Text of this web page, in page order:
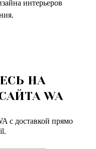
интерьеров
НА
WA
c доставкой прямо